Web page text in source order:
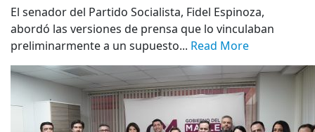
El senador del Partido Socialista, Fidel Espinoza,
abordó las versiones de prensa que lo vinculaban
preliminarmente a un supuesto... Read More